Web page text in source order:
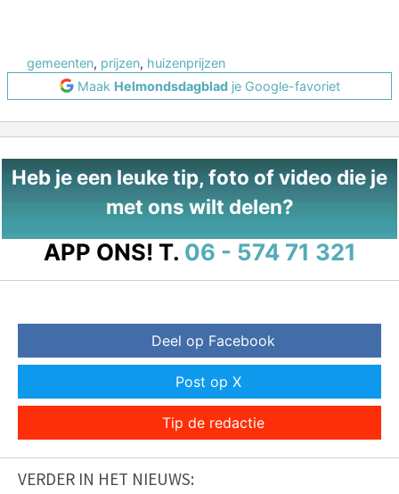
gemeenten, prijzen, huizenprijzen
Maak Helmondsdagbladje Google-favoriet
Heb je een leuke tip, foto of video die je
met ons wilt delen?
APP ONS! T. 06 - 574 71 321
Deel op Facebook
Post op X
Tip de redactie
VERDER IN HET NIEUWS: